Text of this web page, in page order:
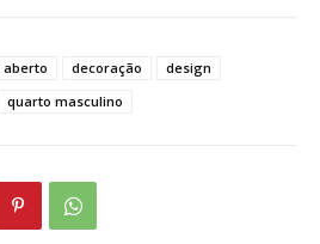
decoração
design
quarto masculino